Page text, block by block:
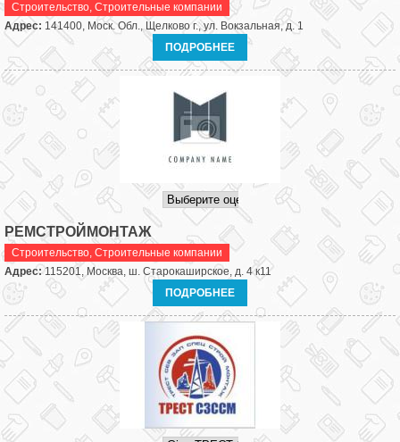
Строительство, Строительные компании
Адрес: 141400, Моск. Обл., Щелково г., ул. Вокзальная, д. 1
ПОДРОБНЕЕ
РЕМСТРОЙМОНТАЖ
Строительство, Строительные компании
Адрес:115201, Москва, ш. Старокаширское, д. 4 к11
ПОДРОБНЕЕ